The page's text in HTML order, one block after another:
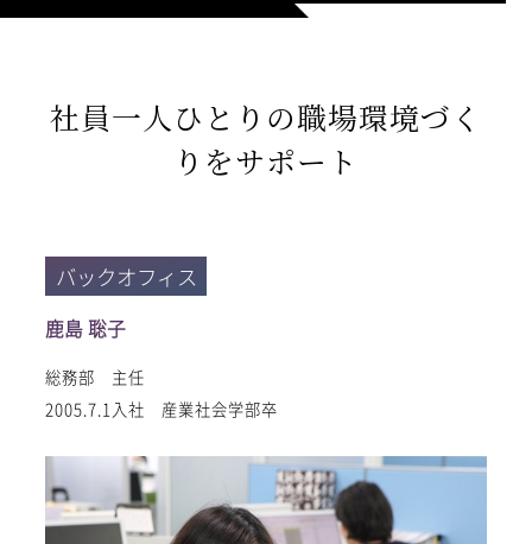
社員一人ひとりの職場環境づく
りをサポート
バックオフィス
鹿島 聡子
総務部 主任
2005.7.1入社 産業社会学部卒